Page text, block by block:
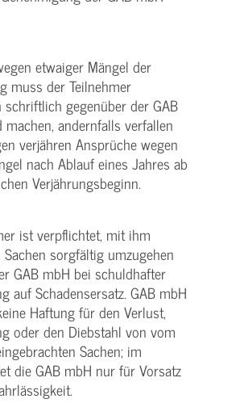
etwaiger Mängel der
muss der Teilnehmer
schriftlich gegenüber der GAB
machen, andernfalls verfallen
verjähren Ansprüche wegen
nach Ablauf eines Jahres ab
Verjährungsbeginn.
ist verpflichtet, mit ihm
sorgfältig umzugehen
GAB mbH bei schuldhafter
auf Schadensersatz. GAB mbH
Haftung für den Verlust,
oder den Diebstahl von vom
Sachen; im
die GAB mbH nur für Vorsatz